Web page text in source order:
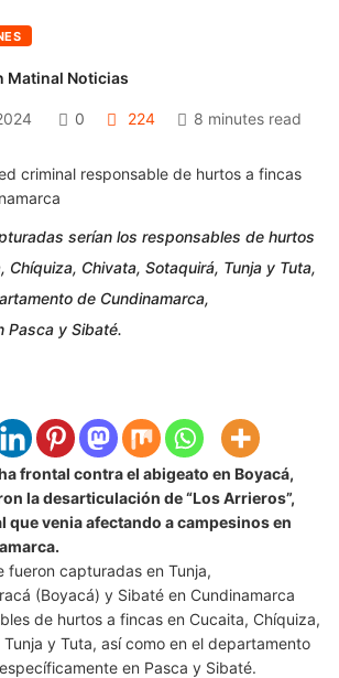
Matinal Noticias
0 224 8 minutes read
serían los responsables de hurtos
Chíquiza, Chivata, Sotaquirá, Tunja y Tuta,
de Cundinamarca,
Pasca y Sibaté.
frontal contra el abigeato en Boyacá,
la desarticulación de “Los Arrieros”,
venia afectando a campesinos en
fueron capturadas en Tunja,
(Boyacá) y Sibaté en Cundinamarca
de hurtos a fincas en Cucaita, Chíquiza,
y Tuta, así como en el departamento
en Pasca y Sibaté.